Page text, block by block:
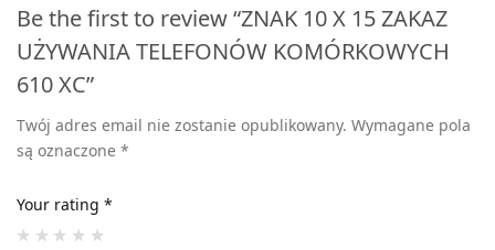
Be the first to review “ZNAK 10 X 15 ZAKAZ
UŻYWANIA TELEFONÓW KOMÓRKOWYCH
610 XC”
Twój adres email nie zostanie opublikowany. Wymagane pola
są oznaczone*
Your rating *